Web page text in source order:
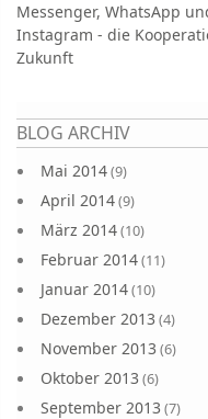
Messenger, WhatsApp
Instagram - die
Zukunft
BLOG ARCHIV
Mai 2014(9)
April 2014(9)
März 2014(10)
Februar 2014(11)
Januar 2014(10)
Dezember 2013 (4)
November 2013 (6)
Oktober 2013 (6)
September 2013 (7)
Seiten